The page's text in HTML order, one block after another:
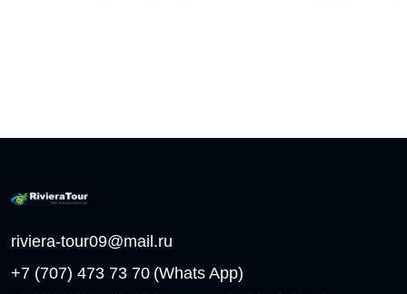
riviera-tour09@mail.ru
+7 (707) 473 73 70 (Whats App)